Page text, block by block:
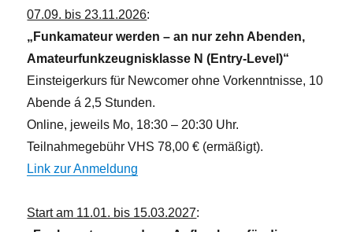
07.09. bis 23.11.2026:
„Funkamateur werden – an nur zehn Abenden,
Amateurfunkzeugnisklasse N (Entry-Level)“
Einsteigerkurs für Newcomer ohne Vorkenntnisse, 10
Abende á 2,5 Stunden.
Online, jeweils Mo, 18:30 – 20:30 Uhr.
Teilnahmegebühr VHS 78,00 € (ermäßigt).
Link zur Anmeldung
Start am 11.01. bis 15.03.2027: